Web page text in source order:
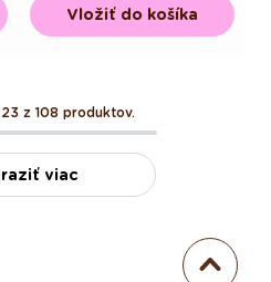
Vložiť do košíka
z 108 produktov.
viac